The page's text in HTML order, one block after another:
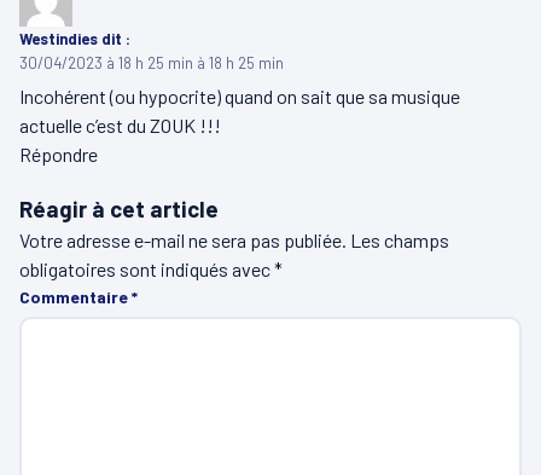
Westindies dit :
30/04/2023 à 18 h 25 min à 18 h 25 min
Incohérent (ou hypocrite) quand on sait que sa musique
actuelle c’est du ZOUK !!!
Répondre
Réagir à cet article
Votre adresse e-mail ne sera pas publiée. Les champs
obligatoires sont indiqués avec*
Commentaire*